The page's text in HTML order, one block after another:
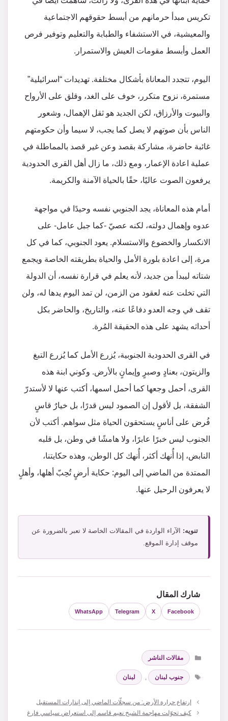
تكريس مبدأ حرمانهم من أبسط حقوقهم الاجتماعية
والمعيشية، في الاستشفاء والطبابة والتعليم وتوفير فرص
العمل وأبسط مقومات العيش والاستمرار.
اليوم، تتجدد المعاناة بأشكال مختلفة. تهديدات “اسرائيلية”
مستمرة، نزوح متكرر، خوف على الغد، وقلق على الأرواح
والبيوت والأرزاق، لكن الجديد هو ثقل الإهمال، وشعور
الناس بأن صوتهم لا يصل كما يجب، لا سيما وأن حكومتهم
غائبة حاضرة، مشاركة بقصد وعن غير قصد بالمماطلة في
عملية اعادة الإعمار، ومع ذلك، ما زال أهل القرى الحدودية
يرفعون الصوت عاليًا، حقًا بالحياة الآمنة والكريمة.
أمام هذه المعاناة، يجد الجنوبي نفسه وحيدًا في مواجهة
عدوه وإهمال دولته، لكنه عصيّ -كما جبل عامل- على
الانكسار والخضوع والاستسلام. يعود الجنوبي، كما في كل
مرة، إلى اعادة بلورة الأمل والحياة بطريقته الخاصة ويجمع
شتاته ليبدأ من جديد، لأنه يعلم في قرارة نفسه، أن الدولة
التي تخلت عنه لعقود من الزمن، لن تمد اليوم يدها له، ولن
تقف في وجه العدو دفاعًا عنه، والتاريخ، والحاضر بكل
أحداثه يشهد على هذه الحقيقة المُرة.
في القرى الحدودية الجنوبية، يُزرع الأمل كما يُزرع التبغ
والزيتون، بعنادٍ وصبرٍ وإيمانٍ بالأرض. وكوني ابنة هذه
القرى، أحمل وجعها كما أحمل اسمها، أكتب عنها لا لأستدرّ
الشفقة، بل لأقول إن الصمود ليس قدرًا، بل خيارٌ قاسٍ
فُرض على أناسٍ يستحقون الحياة مثل سواهم. أكتب لأن
الجنوب ليس خبرًا عابرًا، ولا هامشًا في وطن، بل قلبه
النابض، إذا أُنهك أكثر، أُنهك كل الوطن، وهذه حكايتنا،
الممتدة من الماضي إلى اليوم: حكاية أرضٍ تُحِبّ أهلها، وأهلٍ
لا يعرفون الرحيل عنها.
تنويه: الآراء الواردة في المقالات الخاصة لا تعبر بالضرورة عن
موقف إدارة الموقع.
شارك المقال
Facebook
X
Telegram
WhatsApp
التصنيفات
مقالات الناشر
الوسوم
جنوب لبنان , لبنان
ارتفاع حرارة الأرض: من سجلّات الماضي إلى إنذارات المستقبل
كيف تحوّلت مهاجمة الشيخ نعيم قاسم إلى استعراض سياسي فارغ